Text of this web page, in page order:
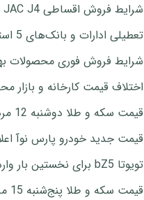
شرایط فروش اقساطی JAC J4 (مرداد 1405)
تعطیلی ادارات و بانک‌های 5 استان در روز چهارشنبه
شرایط فروش فوری محصولات بهمن
اختلاف قیمت کارخانه و بازار
قیمت سکه و طلا دوشنبه 12 مرداد 1405
قیمت جدید خودرو پارس نوآ اعلام
تویوتا bZ5 برای نخستین بار وارد بازار ایران می‌شود
قیمت سکه و طلا پنج‌شنبه 15 مرداد 1405